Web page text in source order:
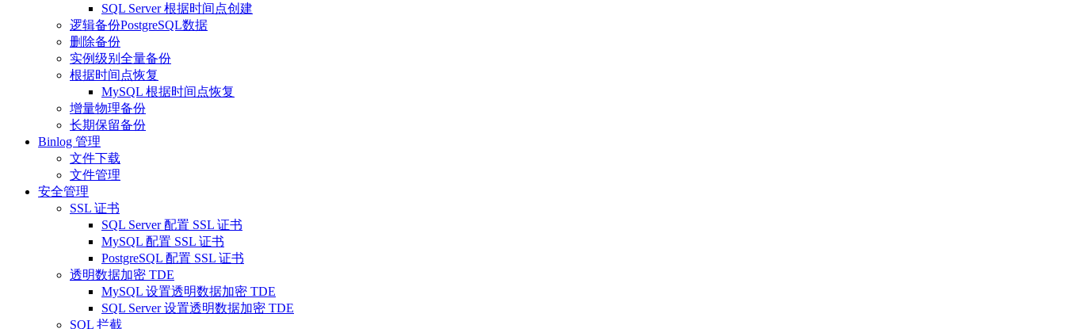
SQL Server 根据时间点创建
逻辑备份PostgreSQL数据
删除备份
实例级别全量备份
根据时间点恢复
MySQL 根据时间点恢复
增量物理备份
长期保留备份
Binlog 管理
文件下载
文件管理
安全管理
SSL 证书
SQL Server 配置 SSL 证书
MySQL 配置 SSL 证书
PostgreSQL 配置 SSL 证书
透明数据加密 TDE
MySQL 设置透明数据加密 TDE
SQL Server 设置透明数据加密 TDE
SQL 拦截